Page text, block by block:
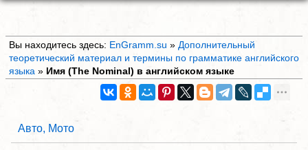
Вы находитесь здесь: EnGramm.su » Дополнительный
теоретический материал и термины по грамматике английского
языка » Имя (The Nominal) в английском языке
Авто, Мото